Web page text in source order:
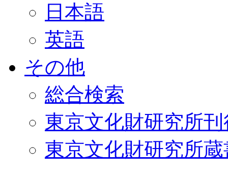
日本語
英語
その他
総合検索
東京文化財研究所
東京文化財研究所